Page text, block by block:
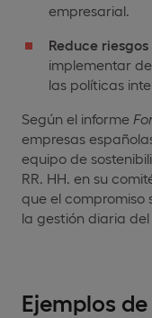
empresarial.
Reduce
implementar
las políticas
Según el informe
empresas
equipo de
RR. HH. en su
que el compromiso
la gestión diaria del
Ejemplos